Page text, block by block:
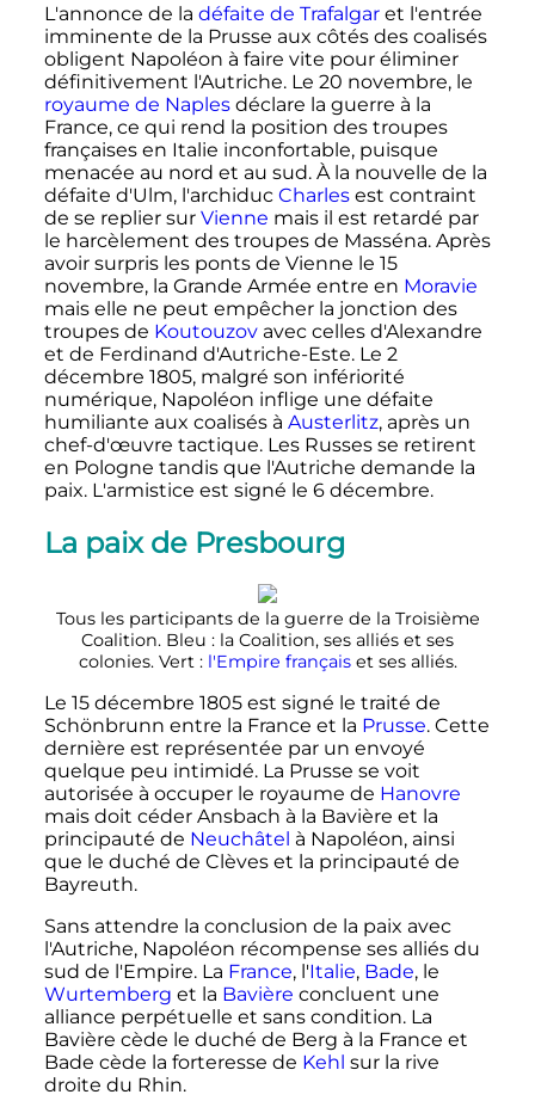
L'annonce de la défaite de Trafalgaret l'entrée
imminente de la Prusse aux côtés des coalisés
obligent Napoléon à faire vite pour éliminer
définitivement l'Autriche. Le 20 novembre, le
royaume de Naplesdéclare la guerre à la
France, ce qui rend la position des troupes
françaises en Italie inconfortable, puisque
menacée au nord et au sud. À la nouvelle de la
défaite d'Ulm, l'archiduc Charlesest contraint
de se replier sur Vienne mais il est retardé par
le harcèlement des troupes de Masséna. Après
avoir surpris les ponts de Vienne le 15
novembre, la Grande Armée entre en Moravie
mais elle ne peut empêcher la jonction des
troupes de Koutouzovavec celles d'Alexandre
et de Ferdinand d'Autriche-Este. Le 2
décembre 1805, malgré son infériorité
numérique, Napoléon inflige une défaite
humiliante aux coalisés à Austerlitz, après un
chef-d'œuvre tactique. Les Russes se retirent
en Pologne tandis que l'Autriche demande la
paix. L'armistice est signé le 6 décembre.
La paix de Presbourg
Tous les participants de la guerre de la Troisième
Coalition. Bleu : la Coalition, ses alliés et ses
colonies. Vert : l'Empire françaiset ses alliés.
Le 15 décembre 1805est signé le traité de
Schönbrunn entre la France et la Prusse. Cette
dernière est représentée par un envoyé
quelque peu intimidé. La Prusse se voit
autorisée à occuper le royaume de Hanovre
mais doit céder Ansbach à la Bavière et la
principauté de Neuchâtel à Napoléon, ainsi
que le duché de Clèves et la principauté de
Bayreuth.
Sans attendre la conclusion de la paix avec
l'Autriche, Napoléon récompense ses alliés du
sud de l'Empire. La France, l'Italie, Bade, le
Wurtemberg et la Bavière concluent une
alliance perpétuelle et sans condition. La
Bavière cède le duché de Berg à la France et
Bade cède la forteresse de Kehl sur la rive
droite du Rhin.